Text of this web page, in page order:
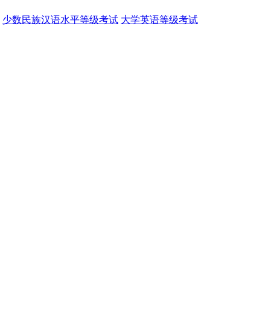
少数民族汉语水平等级考试 大学英语等级考试